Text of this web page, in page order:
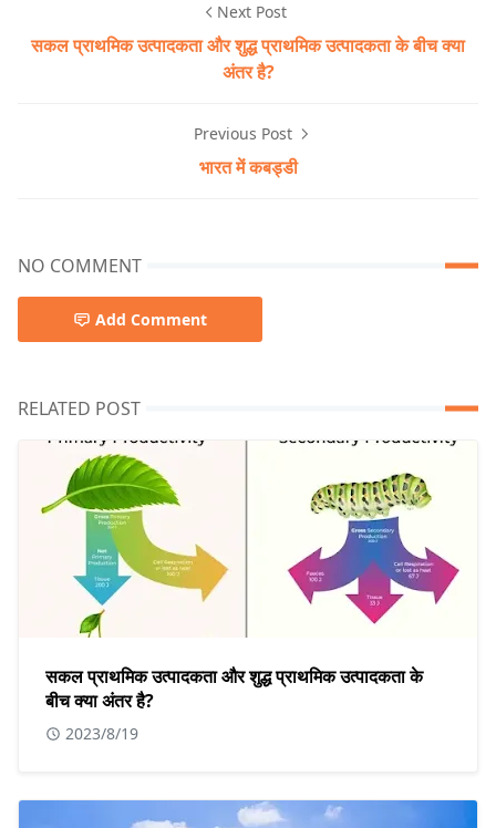
Next Post
सकल प्राथमिक उत्पादकता और शुद्ध प्राथमिक उत्पादकता के बीच क्या
अंतर है?
Previous Post
भारत में कबड्डी
NO COMMENT
Add Comment
RELATED POST
सकल प्राथमिक उत्पादकता और शुद्ध प्राथमिक उत्पादकता के
बीच क्या अंतर है?
2023/8/19